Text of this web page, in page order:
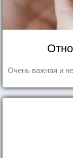
Очень важная и